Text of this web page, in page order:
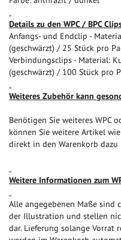
Details zu den WPC / BPC
Anfangs- und Endclip -
(geschwärzt) / 25 Stück pro
Verbindungsclips - Material:
(geschwärzt) / 100 Stück pro
Weiteres Zubehör kann
Benötigen Sie weiteres WPC
können Sie weitere Artikel
direkt in den Warenkorb dazu
Weitere Informationen zum
Alle angegebenen Maße sind
der Illustration und stellen
dar. Lieferung solange Vorrat